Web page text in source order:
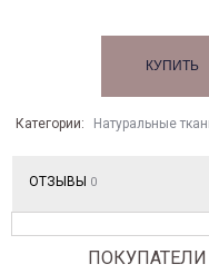
Категории: Натуральные
ОТЗЫВЫ 0